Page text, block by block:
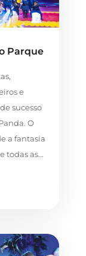
Parque
e
sucesso
O
a fantasia
todas as...